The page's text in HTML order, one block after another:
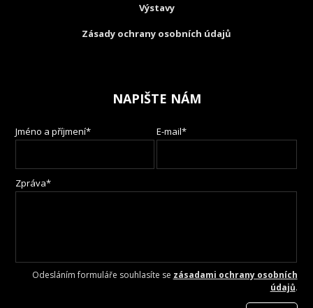
Výstavy
Zásady ochrany osobních údajů
NAPIŠTE NÁM
Jméno a příjmení* E-mail*
Zpráva*
Odesláním formuláře souhlasíte se zásadami ochrany osobních
údajů.